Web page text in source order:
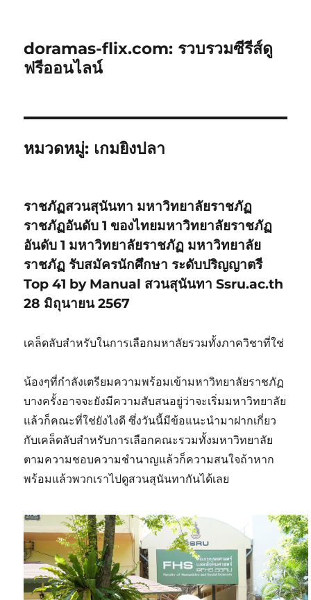
doramas-flix.com: รวบรวมซีรีส์ดู
ฟรีออนไลน์
หมวดหมู่: เกมยิงปลา
ราชภัฏสวนสุนันทา มหาวิทยาลัยราชภัฏ
ราชภัฏอันดับ 1 ของไทยมหาวิทยาลัยราชภัฏ
อันดับ 1 มหาวิทยาลัยราชภัฏ มหาวิทยาลัย
ราชภัฏ รับสมัครนักศึกษา ระดับปริญญาตรี
Top 41 by Manual สวนสุนันทา Ssru.ac.th
28 มิถุนายน 2567
เคล็ดลับสำหรับในการเลือกมหาลัยรวมทั้งภาควิชาที่ใช่
น้องๆที่กำลังเตรียมความพร้อมเข้ามหาวิทยาลัยราชภัฏ
บางครั้งอาจจะยังมีความสับสนอยู่ว่าจะเริ่มมหาวิทยาลัย
แล้วก็คณะที่ใช่ยังไงดี ซึ่งวันนี้มีข้อแนะนำมาฝากเกี่ยว
กับเคล็ดลับสำหรับการเลือกคณะรวมทั้งมหาวิทยาลัย
ตามความชอบความชำนาญแล้วก็ความสนใจถ้าหาก
พร้อมแล้วพวกเราไปดูสวนสุนันทากันได้เลย